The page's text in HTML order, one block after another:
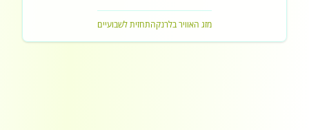
מזג האוויר בלרנקהתחזית לשבועיים